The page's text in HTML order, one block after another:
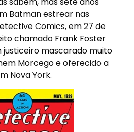
Batman estrear nas
Comics, em 27 de
chamado Frank Foster
justiceiro mascarado muito
Morcego e oferecido a
Nova York.